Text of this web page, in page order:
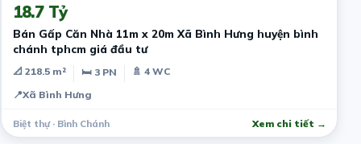
18.7 Tỷ
Bán Gấp Căn Nhà 11m x 20m Xã Bình Hưng huyện bình
chánh tphcm giá đầu tư
📐 218.5 m² 🛏 3 PN
🚿 4 WC
📍Xã Bình Hưng
Biệt thự · Bình Chánh Xem chi tiết →